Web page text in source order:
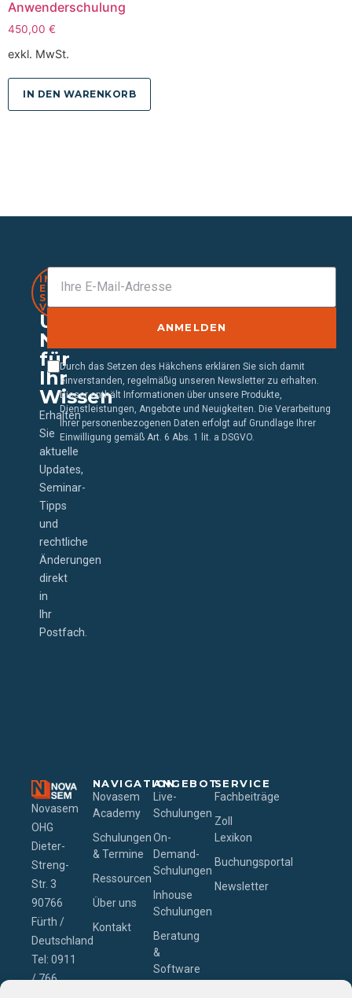
Anwenderschulung
450,00 €
exkl. MwSt.
IN DEN WARENKORB
IMMER
EINEN
SCHRITT
VORAUS
Unser
Newsletter
für
Ihr
Wissen
Erhalten
Sie
aktuelle
Updates,
Seminar-
Tipps
und
rechtliche
Änderungen
direkt
in
Ihr
Postfach.
ANMELDEN
Durch das Setzen des Häkchens erklären Sie sich damit
einverstanden, regelmäßig unseren Newsletter zu erhalten.
Dieser enthält Informationen über unsere Produkte,
Dienstleistungen, Angebote und Neuigkeiten. Die Verarbeitung
Ihrer personenbezogenen Daten erfolgt auf Grundlage Ihrer
Einwilligung gemäß Art. 6 Abs. 1 lit. a DSGVO.
Novasem
OHG
Dieter-
Streng-
Str. 3
90766
Fürth /
Deutschland
Tel: 0911
/ 766
NAVIGATION
Novasem
Academy
Schulungen
& Termine
Ressourcen
Über uns
Kontakt
ANGEBOT
Live-
Schulungen
On-
Demand-
Schulungen
Inhouse
Schulungen
Beratung
&
Software
SERVICE
Fachbeiträge
Zoll
Lexikon
Buchungsportal
Newsletter